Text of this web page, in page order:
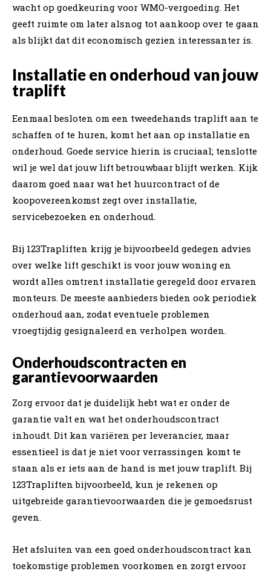
wacht op goedkeuring voor WMO-vergoeding. Het
geeft ruimte om later alsnog tot aankoop over te gaan
als blijkt dat dit economisch gezien interessanter is.
Installatie en onderhoud van jouw
traplift
Eenmaal besloten om een tweedehands traplift aan te
schaffen of te huren, komt het aan op installatie en
onderhoud. Goede service hierin is cruciaal; tenslotte
wil je wel dat jouw lift betrouwbaar blijft werken. Kijk
daarom goed naar wat het huurcontract of de
koopovereenkomst zegt over installatie,
servicebezoeken en onderhoud.
Bij 123Trapliften krijg je bijvoorbeeld gedegen advies
over welke lift geschikt is voor jouw woning en
wordt alles omtrent installatie geregeld door ervaren
monteurs. De meeste aanbieders bieden ook periodiek
onderhoud aan, zodat eventuele problemen
vroegtijdig gesignaleerd en verholpen worden.
Onderhoudscontracten en
garantievoorwaarden
Zorg ervoor dat je duidelijk hebt wat er onder de
garantie valt en wat het onderhoudscontract
inhoudt. Dit kan variëren per leverancier, maar
essentieel is dat je niet voor verrassingen komt te
staan als er iets aan de hand is met jouw traplift. Bij
123Trapliften bijvoorbeeld, kun je rekenen op
uitgebreide garantievoorwaarden die je gemoedsrust
geven.
Het afsluiten van een goed onderhoudscontract kan
toekomstige problemen voorkomen en zorgt ervoor